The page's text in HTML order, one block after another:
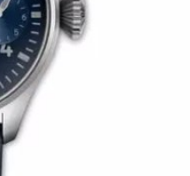
提前预约）
心（需提前预约）
前预约）
前预约）
前预约）
前预约）
前预约）